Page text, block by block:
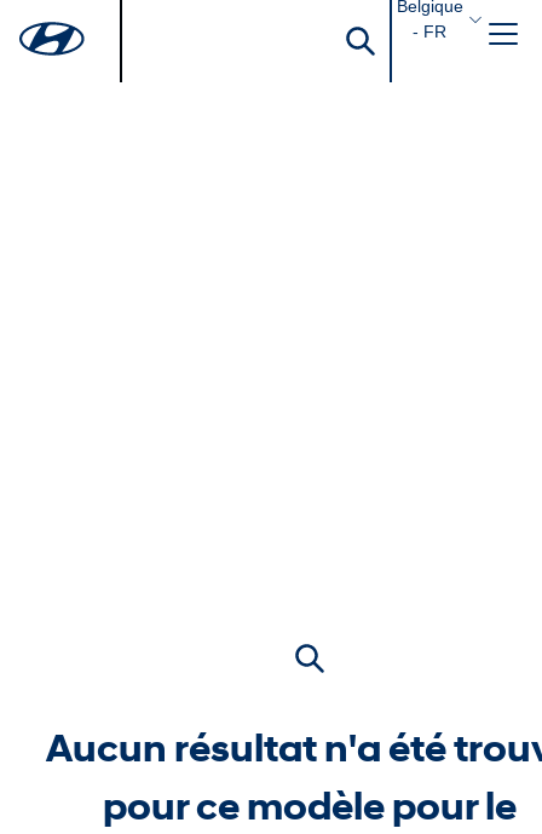
Belgique
- FR
Aucun résultat n'a été
pour ce modèle pour le